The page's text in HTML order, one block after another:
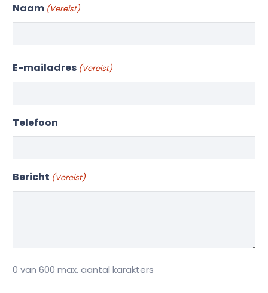
Naam (Vereist)
E-mailadres (Vereist)
Telefoon
Bericht (Vereist)
0 van 600 max. aantal karakters